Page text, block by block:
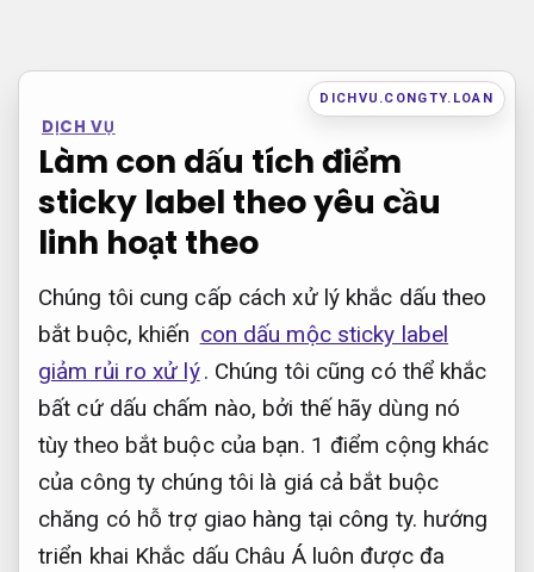
dung
DICHVU.CONGTY.LOAN
DỊCH VỤ
Làm con dấu tích điểm
sticky label theo yêu cầu
linh hoạt theo
Chúng tôi cung cấp cách xử lý khắc dấu theo
bắt buộc, khiến con dấu mộc sticky label
giảm rủi ro xử lý. Chúng tôi cũng có thể khắc
bất cứ dấu chấm nào, bởi thế hãy dùng nó
tùy theo bắt buộc của bạn. 1 điểm cộng khác
của công ty chúng tôi là giá cả bắt buộc
chăng có hỗ trợ giao hàng tại công ty. hướng
triển khai Khắc dấu Châu Á luôn được đa